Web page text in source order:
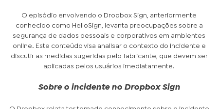
O episódio envolvendo o Dropbox Sign, anteriormente
conhecido como HelloSign, levanta preocupações sobre a
segurança de dados pessoais e corporativos em ambientes
online. Este conteúdo visa analisar o contexto do incidente e
discutir as medidas sugeridas pelo fabricante, que devem ser
aplicadas pelos usuários imediatamente.
Sobre o incidente no Dropbox Sign